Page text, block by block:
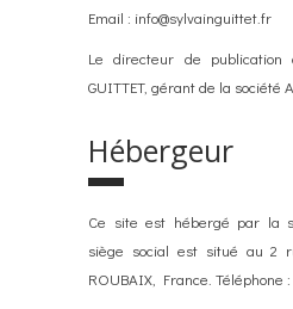
Email : info@sylvainguittet.fr
Le directeur de publication
GUITTET, gérant de la société
Hébergeur
Ce site est hébergé par la
siège social est situé au 2
ROUBAIX, France. Téléphone :